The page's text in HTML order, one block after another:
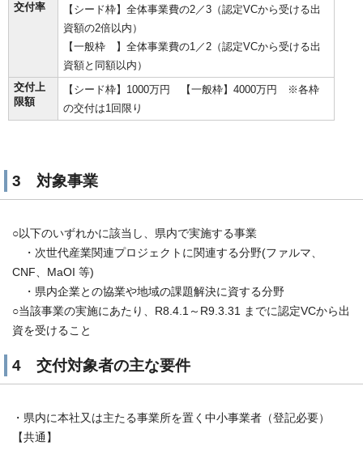
交付率
【シード枠】全体事業費の2／3（認定VCから受ける出
資額の2倍以内）
【一般枠 】全体事業費の1／2（認定VCから受ける出
資額と同額以内）
交付上
限額
【シード枠】1000万円 【一般枠】4000万円 ※各枠
の交付は1回限り
3 対象事業
○以下のいずれかに該当し、県内で実施する事業
・次世代産業関連プロジェクトに関連する分野(ファルマ、
CNF、MaOI 等)
・県内企業との協業や地域の課題解決に資する分野
○当該事業の実施にあたり、R8.4.1～R9.3.31 までに認定VCから出
資を受けること
4 交付対象者の主な要件
・県内に本社又は主たる事業所を置く中小事業者（登記必要）
【共通】